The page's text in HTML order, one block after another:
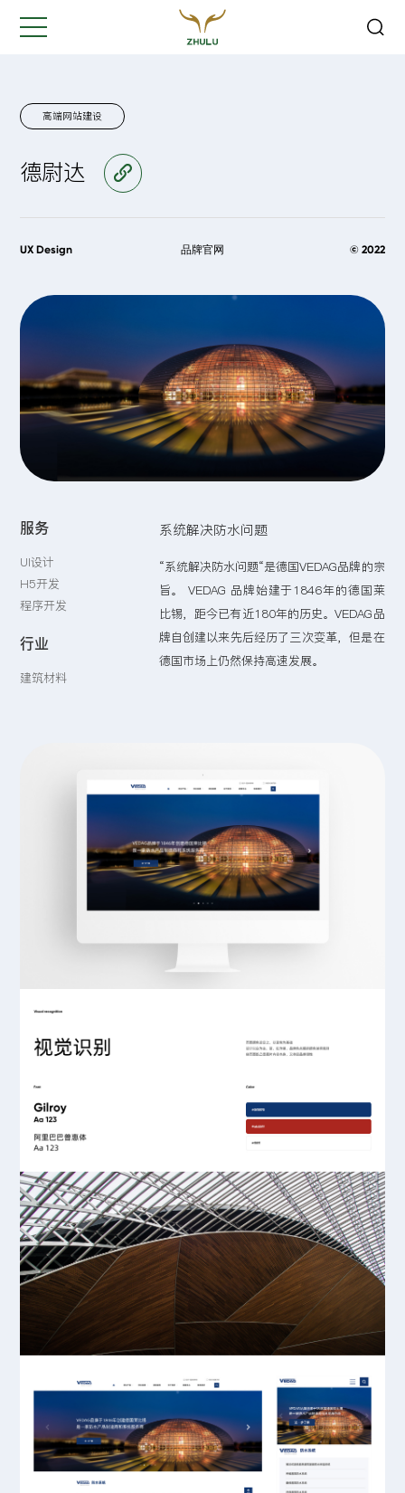
高端网站建设
德尉达
UX Design 品牌官网 © 2022
服务
UI设计
H5开发
程序开发
行业
建筑材料
系统解决防水问题
“系统解决防水问题“是德国VEDAG品牌的宗
旨。 VEDAG 品牌始建于1846年的德国莱
比锡，距今已有近180年的历史。VEDAG品
牌自创建以来先后经历了三次变革，但是在
德国市场上仍然保持高速发展。
是我们最重要的工作之一...
您的姓名: *
联系方式:*
您的需求:
留言:
提交